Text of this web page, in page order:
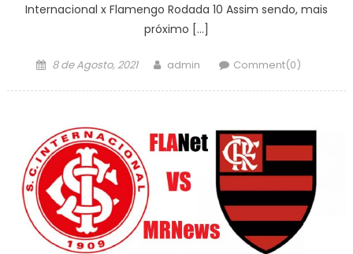
Internacional x Flamengo Rodada 10 Assim sendo, mais
próximo […]
Posted
8 de Agosto, 2021 Author
admin Comment(0)